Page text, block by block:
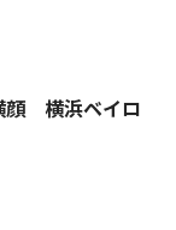
顔 横浜ベイロ